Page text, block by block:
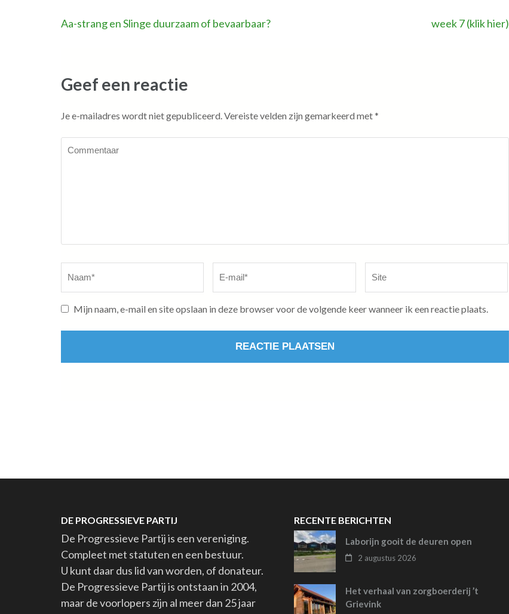
Bericht
Aa-strang en Slinge duurzaam of bevaarbaar? week 7 (klik hier)
Geef een reactie
Je e-mailadres wordt niet gepubliceerd. Vereiste velden zijn gemarkeerd met*
mail*
Mijn naam, e-mail en site opslaan in deze browser voor de volgende keer wanneer ik een reactie plaats.
DE PROGRESSIEVE PARTIJ
De Progressieve Partij is een vereniging.
Compleet met statuten en een bestuur.
U kunt daar dus lid van worden, of donateur.
De Progressieve Partij is ontstaan in 2004,
maar de voorlopers zijn al meer dan 25 jaar
RECENTE BERICHTEN
Laborijn gooit de deuren open
2 augustus 2026
Het verhaal van zorgboerderij ’t
Grievink